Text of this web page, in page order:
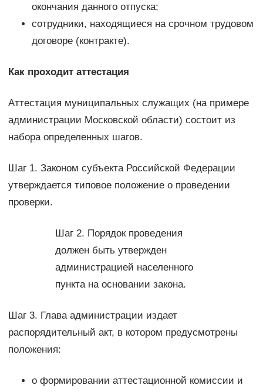
окончания данного отпуска;
сотрудники, находящиеся на срочном трудовом
договоре (контракте).
Как проходит аттестация
Аттестация муниципальных служащих (на примере
администрации Московской области) состоит из
набора определенных шагов.
Шаг 1. Законом субъекта Российской Федерации
утверждается типовое положение о проведении
проверки.
Шаг 2. Порядок проведения
должен быть утвержден
администрацией населенного
пункта на основании закона.
Шаг 3. Глава администрации издает
распорядительный акт, в котором предусмотрены
положения:
о формировании аттестационной комиссии и